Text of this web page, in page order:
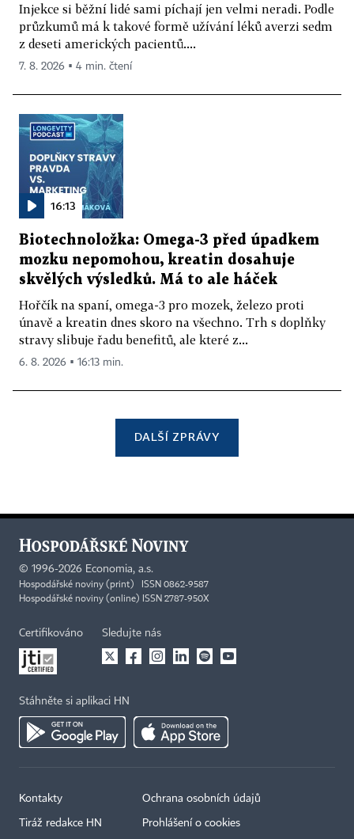
Injekce si běžní lidé sami píchají jen velmi neradi. Podle
průzkumů má k takové formě užívání léků averzi sedm
z deseti amerických pacientů....
7. 8. 2026 ▪ 4 min. čtení
16:13
Biotechnoložka: Omega-3 před úpadkem
mozku nepomohou, kreatin dosahuje
skvělých výsledků. Má to ale háček
Hořčík na spaní, omega-3 pro mozek, železo proti
únavě a kreatin dnes skoro na všechno. Trh s doplňky
stravy slibuje řadu benefitů, ale které z...
6. 8. 2026 ▪ 16:13 min.
DALŠÍ ZPRÁVY
© 1996-2026 Economia, a.s.
Hospodářské noviny (print) ISSN 0862-9587
Hospodářské noviny (online) ISSN 2787-950X
Certifikováno Sledujte nás
Stáhněte si aplikaci HN
Kontakty
Tiráž redakce HN
Ochrana osobních údajů
Prohlášení o cookies